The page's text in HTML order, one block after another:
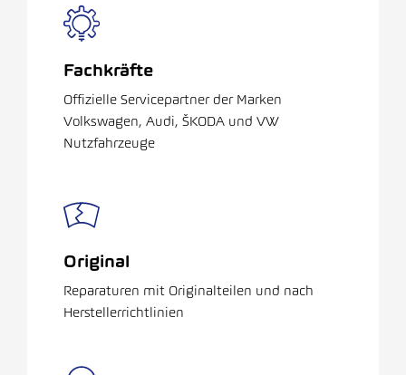
Fachkräfte
Offizielle Servicepartner der Marken
Volkswagen, Audi, ŠKODA und VW
Nutzfahrzeuge
Original
Reparaturen mit Originalteilen und nach
Herstellerrichtlinien